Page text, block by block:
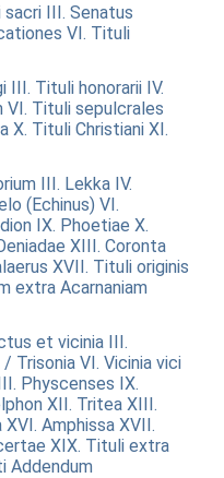
sacri III. Senatus
VI. Tituli
III. Tituli honorarii IV.
VI. Tituli sepulcrales
X. Tituli Christiani XI.
III. Lekka IV.
(Echinus) VI.
IX. Phoetiae X.
XIII. Coronta
XVII. Tituli originis
extra Acarnaniam
et vicinia III.
/ Trisonia VI. Vicinia vici
Physcenses IX.
XII. Tritea XIII.
XVI. Amphissa XVII.
XIX. Tituli extra
Addendum